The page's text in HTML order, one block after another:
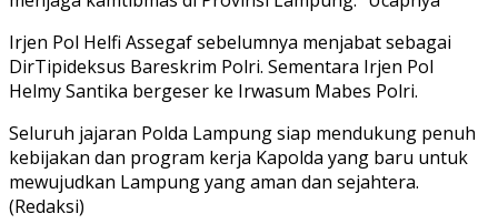
Irjen Pol Helfi Assegaf sebelumnya menjabat sebagai
DirTipideksus Bareskrim Polri. Sementara Irjen Pol
Helmy Santika bergeser ke Irwasum Mabes Polri.
Seluruh jajaran Polda Lampung siap mendukung penuh
kebijakan dan program kerja Kapolda yang baru untuk
mewujudkan Lampung yang aman dan sejahtera.
(Redaksi)